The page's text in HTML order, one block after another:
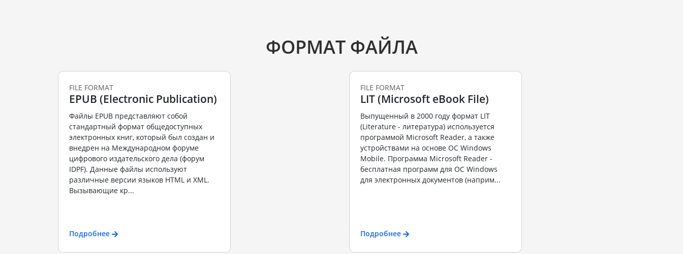
ФОРМАТ ФАЙЛА
FILE FORMAT
EPUB (Electronic Publication)
Файлы EPUB представляют собой
стандартный формат общедоступных
электронных книг, который был создан и
внедрен на Международном форуме
цифрового издательского дела (форум
IDPF). Данные файлы используют
различные версии языков HTML и XML.
Вызывающие кр...
Подробнее
FILE FORMAT
LIT (Microsoft eBook File)
Выпущенный в 2000 году формат LIT
(Literature - литература) используется
программой Microsoft Reader, а также
устройствами на основе ОС Windows
Mobile. Программа Microsoft Reader -
бесплатная программ для ОС Windows
для электронных документов (наприм...
Подробнее